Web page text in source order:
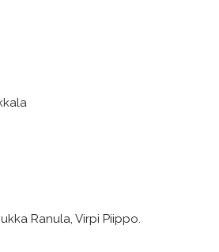
Ranula, Virpi Piippo.